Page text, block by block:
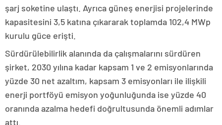
şarj soketine ulaştı. Ayrıca güneş enerjisi projelerinde
kapasitesini 3,5 katına çıkararak toplamda 102,4 MWp
kurulu güce erişti.
Sürdürülebilirlik alanında da çalışmalarını sürdüren
şirket, 2030 yılına kadar kapsam 1 ve 2 emisyonlarında
yüzde 30 net azaltım, kapsam 3 emisyonları ile ilişkili
enerji portföyü emisyon yoğunluğunda ise yüzde 40
oranında azalma hedefi doğrultusunda önemli adımlar
attı.